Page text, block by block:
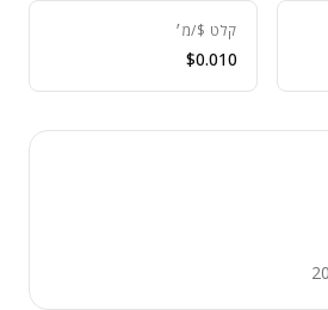
קלט $/מ׳
$0.010